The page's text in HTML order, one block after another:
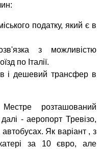
податку, який є в
з можливістю
по Італії.
і дешевий трансфер в
розташований
- аеропорт Тревізо,
Як варіант , з
за 10 євро, але